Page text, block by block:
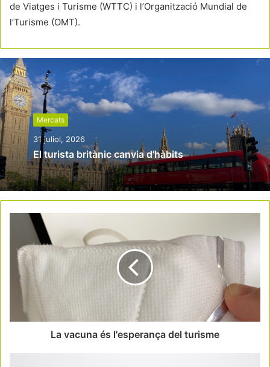
de Viatges i Turisme (WTTC) i l’Organització Mundial de
l’Turisme (OMT).
Mercats
31 juliol, 2026
El turista britànic canvia d’hàbits
La vacuna és l'esperança del turisme